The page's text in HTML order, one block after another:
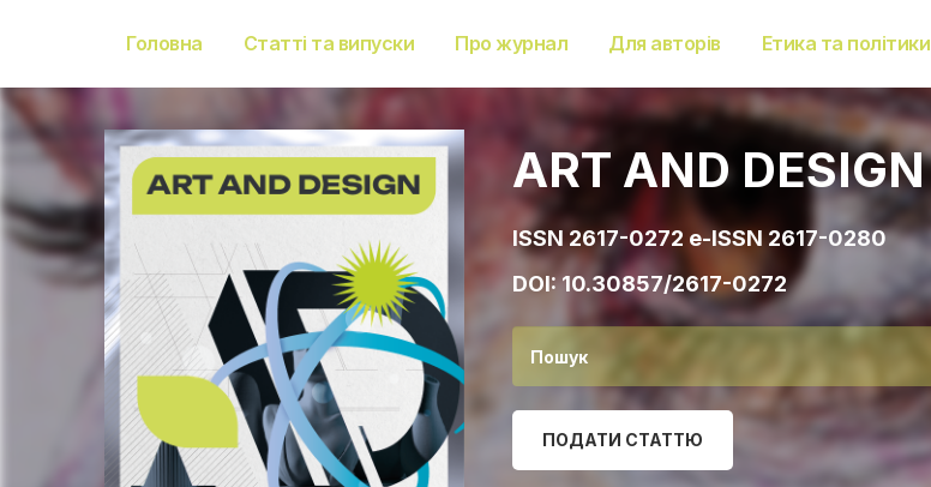
Головна Статті та випуски Про журнал Для авторів Етика та політики
ART AND DESIGN
ISSN 2617-0272 e-ISSN 2617-0280
DOI:10.30857/2617-0272
ПОДАТИ СТАТТЮ